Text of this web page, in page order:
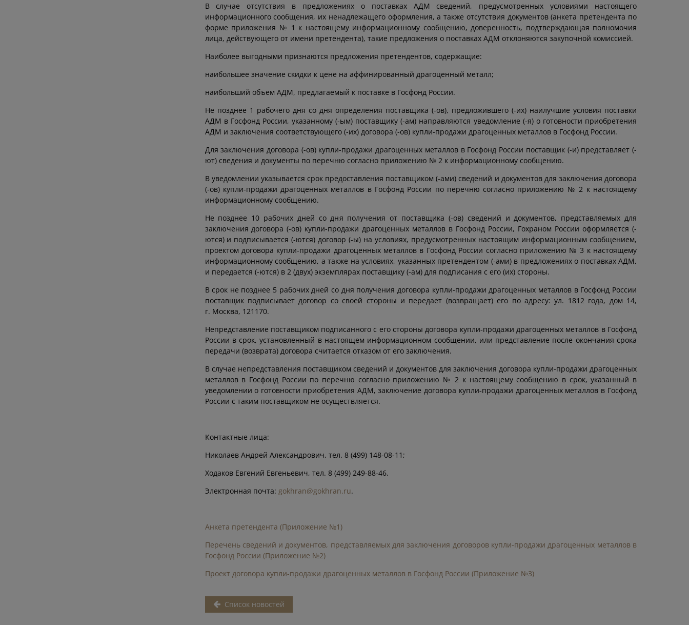
В случае отсутствия в предложениях о поставках АДМ сведений, предусмотренных условиями настоящего
информационного сообщения, их ненадлежащего оформления, а также отсутствия документов (анкета претендента по
форме приложения № 1 к настоящему информационному сообщению, доверенность, подтверждающая полномочия
лица, действующего от имени претендента), такие предложения о поставках АДМ отклоняются закупочной комиссией.
Наиболее выгодными признаются предложения претендентов, содержащие:
наибольшее значение скидки к цене на аффинированный драгоценный металл;
наибольший объем АДМ, предлагаемый к поставке в Госфонд России.
Не позднее 1 рабочего дня со дня определения поставщика (-ов), предложившего (-их) наилучшие условия поставки
АДМ в Госфонд России, указанному (-ым) поставщику (-ам) направляются уведомление (-я) о готовности приобретения
АДМ и заключения соответствующего (-их) договора (-ов) купли-продажи драгоценных металлов в Госфонд России.
Для заключения договора (-ов) купли-продажи драгоценных металлов в Госфонд России поставщик (-и) представляет (-
ют) сведения и документы по перечню согласно приложению № 2 к информационному сообщению.
В уведомлении указывается срок предоставления поставщиком (-ами) сведений и документов для заключения договора
(-ов) купли-продажи драгоценных металлов в Госфонд России по перечню согласно приложению № 2 к настоящему
информационному сообщению.
Не позднее 10 рабочих дней со дня получения от поставщика (-ов) сведений и документов, представляемых для
заключения договора (-ов) купли-продажи драгоценных металлов в Госфонд России, Гохраном России оформляется (-
ются) и подписывается (-ются) договор (-ы) на условиях, предусмотренных настоящим информационным сообщением,
проектом договора купли-продажи драгоценных металлов в Госфонд России согласно приложению № 3 к настоящему
информационному сообщению, а также на условиях, указанных претендентом (-ами) в предложениях о поставках АДМ,
и передается (-ются) в 2 (двух) экземплярах поставщику (-ам) для подписания с его (их) стороны.
В срок не позднее 5 рабочих дней со дня получения договора купли-продажи драгоценных металлов в Госфонд России
поставщик подписывает договор со своей стороны и передает (возвращает) его по адресу: ул. 1812 года, дом 14,
г. Москва, 121170.
Непредставление поставщиком подписанного с его стороны договора купли-продажи драгоценных металлов в Госфонд
России в срок, установленный в настоящем информационном сообщении, или представление после окончания срока
передачи (возврата) договора считается отказом от его заключения.
В случае непредставления поставщиком сведений и документов для заключения договора купли-продажи драгоценных
металлов в Госфонд России по перечню согласно приложению № 2 к настоящему сообщению в срок, указанный в
уведомлении о готовности приобретения АДМ, заключение договора купли-продажи драгоценных металлов в Госфонд
России с таким поставщиком не осуществляется.
Контактные лица:
Николаев Андрей Александрович, тел. 8 (499) 148-08-11;
Ходаков Евгений Евгеньевич, тел. 8 (499) 249-88-46.
Электронная почта: gokhran@gokhran.ru.
Анкета претендента (Приложение №1)
Перечень сведений и документов, представляемых для заключения договоров купли-продажи драгоценных металлов в
Госфонд России (Приложение №2)
Проект договора купли-продажи драгоценных металлов в Госфонд России (Приложение №3)
Список новостей